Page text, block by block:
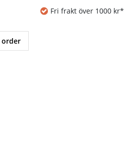
Fri frakt över 1000 kr*
order